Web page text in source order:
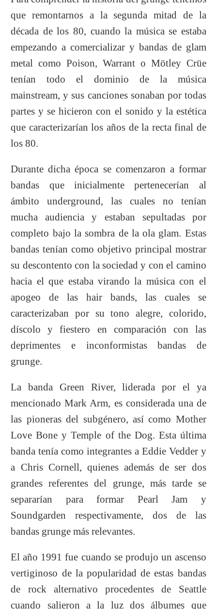
que remontarnos a la segunda mitad de la
década de los 80, cuando la música se estaba
empezando a comercializar y bandas de glam
metal como Poison, Warrant o Mötley Crüe
tenían todo el dominio de la música
mainstream, y sus canciones sonaban por todas
partes y se hicieron con el sonido y la estética
que caracterizarían los años de la recta final de
los 80.
Durante dicha época se comenzaron a formar
bandas que inicialmente pertenecerían al
ámbito underground, las cuales no tenían
mucha audiencia y estaban sepultadas por
completo bajo la sombra de la ola glam. Estas
bandas tenían como objetivo principal mostrar
su descontento con la sociedad y con el camino
hacia el que estaba virando la música con el
apogeo de las hair bands, las cuales se
caracterizaban por su tono alegre, colorido,
díscolo y fiestero en comparación con las
deprimentes e inconformistas bandas de
grunge.
La banda Green River, liderada por el ya
mencionado Mark Arm, es considerada una de
las pioneras del subgénero, así como Mother
Love Bone y Temple of the Dog. Esta última
banda tenía como integrantes a Eddie Vedder y
a Chris Cornell, quienes además de ser dos
grandes referentes del grunge, más tarde se
separarían para formar Pearl Jam y
Soundgarden respectivamente, dos de las
bandas grunge más relevantes.
El año 1991 fue cuando se produjo un ascenso
vertiginoso de la popularidad de estas bandas
de rock alternativo procedentes de Seattle
cuando salieron a la luz dos álbumes que